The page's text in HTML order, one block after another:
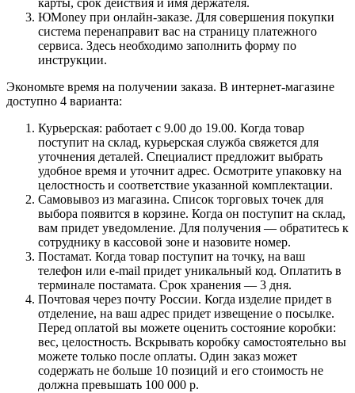
карты, срок действия и имя держателя.
ЮMoney при онлайн-заказе. Для совершения покупки
система перенаправит вас на страницу платежного
сервиса. Здесь необходимо заполнить форму по
инструкции.
Экономьте время на получении заказа. В интернет-магазине
доступно 4 варианта:
Курьерская: работает с 9.00 до 19.00. Когда товар
поступит на склад, курьерская служба свяжется для
уточнения деталей. Специалист предложит выбрать
удобное время и уточнит адрес. Осмотрите упаковку на
целостность и соответствие указанной комплектации.
Самовывоз из магазина. Список торговых точек для
выбора появится в корзине. Когда он поступит на склад,
вам придет уведомление. Для получения — обратитесь к
сотруднику в кассовой зоне и назовите номер.
Постамат. Когда товар поступит на точку, на ваш
телефон или e-mail придет уникальный код. Оплатить в
терминале постамата. Срок хранения — 3 дня.
Почтовая через почту России. Когда изделие придет в
отделение, на ваш адрес придет извещение о посылке.
Перед оплатой вы можете оценить состояние коробки:
вес, целостность. Вскрывать коробку самостоятельно вы
можете только после оплаты. Один заказ может
содержать не больше 10 позиций и его стоимость не
должна превышать 100 000 р.